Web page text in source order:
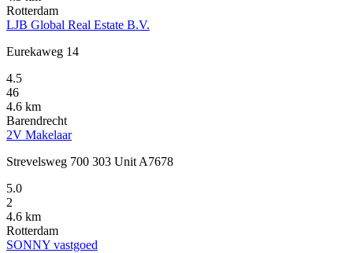
Rotterdam
LJB Global Real Estate B.V.
Eurekaweg 14
4.5
46
4.6 km
Barendrecht
2V Makelaar
Strevelsweg 700 303 Unit A7678
5.0
2
4.6 km
Rotterdam
SONNY vastgoed